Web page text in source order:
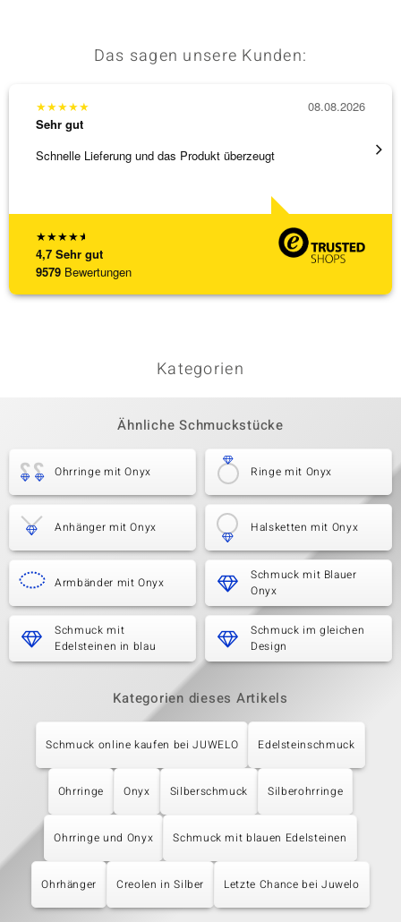
Das sagen unsere Kunden:
★★★★★
4,7 Sehr gut
9579 Bewertungen
★★★★★
Sehr gut
Schnelle Lieferung und das Produkt überzeugt
08.08.2026
Kategorien
Ähnliche Schmuckstücke
Ohrringe mit Onyx Ringe mit Onyx
Anhänger mit Onyx Halsketten mit Onyx
Armbänder mit Onyx
Schmuck mit Blauer
Onyx
Schmuck mit
Edelsteinen in blau
Schmuck im gleichen
Design
Kategorien dieses Artikels
Schmuck online kaufen bei JUWELO Edelsteinschmuck
Ohrringe Onyx Silberschmuck Silberohrringe
Ohrringe und Onyx Schmuck mit blauen Edelsteinen
Ohrhänger Creolen in Silber Letzte Chance bei Juwelo